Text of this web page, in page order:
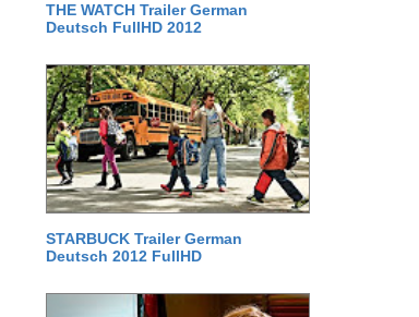
THE WATCH Trailer German
Deutsch FullHD 2012
STARBUCK Trailer German
Deutsch 2012 FullHD